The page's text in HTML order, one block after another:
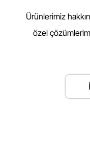
Ürünlerimiz
özel